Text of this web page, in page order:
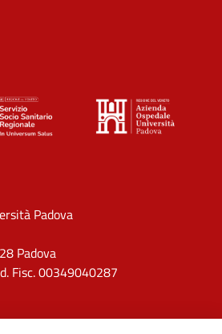
Padova
Padova
Fisc. 00349040287